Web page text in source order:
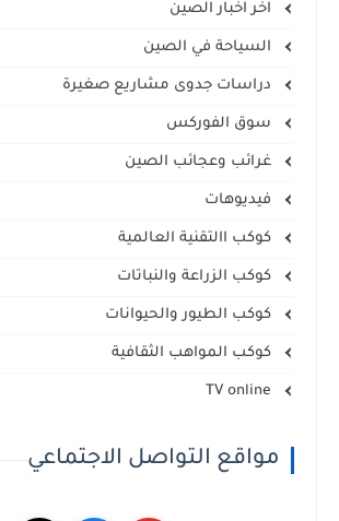
اخر اخبار الصين
السياحة في الصين
دراسات جدوى مشاريع صغيرة
سوق الفوركس
غرائب وعجائب الصين
فيديوهات
كوكب االتقنية العالمية
كوكب الزراعة والنباتات
كوكب الطيور والحيوانات
كوكب المواهب الثقافية
مواقع التواصل الاجتماعي